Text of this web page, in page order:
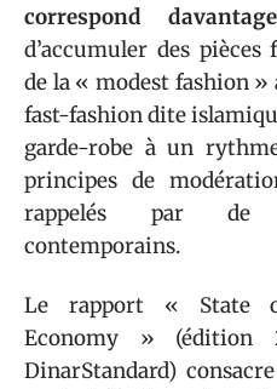
correspond
d’accumuler des pièces
de la « modest fashion
fast-fashion dite
garde-robe à un
principes de
rappelés par de
contemporains.
Le rapport « State
Economy » (édition
DinarStandard)